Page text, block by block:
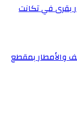
بقرى في تكانت
والأمطار بمقطع